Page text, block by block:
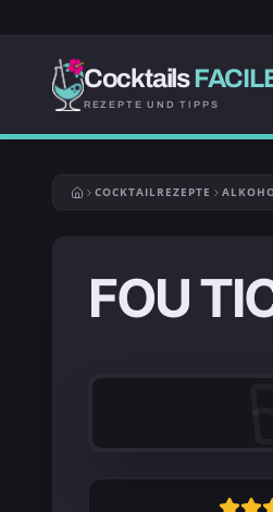
Cocktails
REZEPTE UND TIPPS
COCKTAILREZEPTE
FOU